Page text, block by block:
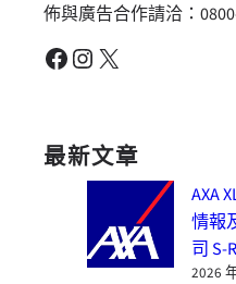
佈與廣告合作請洽：
Facebook Instagram X
最新文章
AXA
情報
司 S-
2026